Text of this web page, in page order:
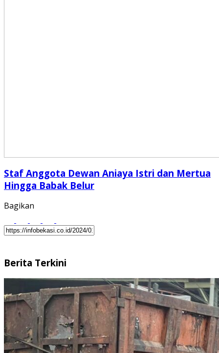
Staf Anggota Dewan Aniaya Istri dan Mertua‬
Hingga Babak Belur
Bagikan
Berita Terkini